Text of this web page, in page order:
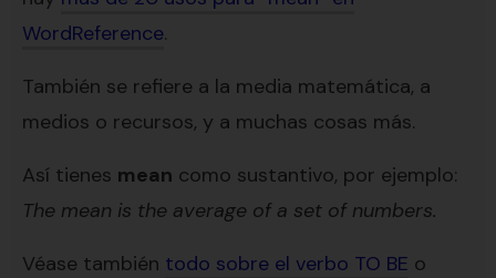
WordReference.
También se refiere a la media matemática, a
medios o recursos, y a muchas cosas más.
Así tienes mean como sustantivo, por ejemplo:
The mean is the average of a set of numbers.
Véase también todo sobre el verbo TO BE o